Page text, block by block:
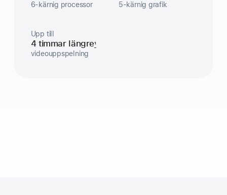
6-kärnig processor 5-kärnig grafik
Upp till
4 timmar längre1
video­uppspelning